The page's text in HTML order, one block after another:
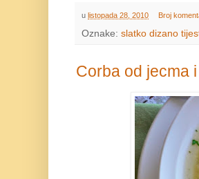
u listopada 28, 2010 Broj
Oznake: slatko dizano
Corba od jecma